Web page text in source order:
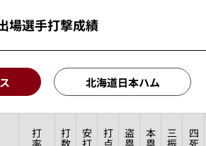
場選手打撃成績
北海道日本ハム
打
率
打
数
安
打
打
点
盗
塁
本
塁
三
振
四
死